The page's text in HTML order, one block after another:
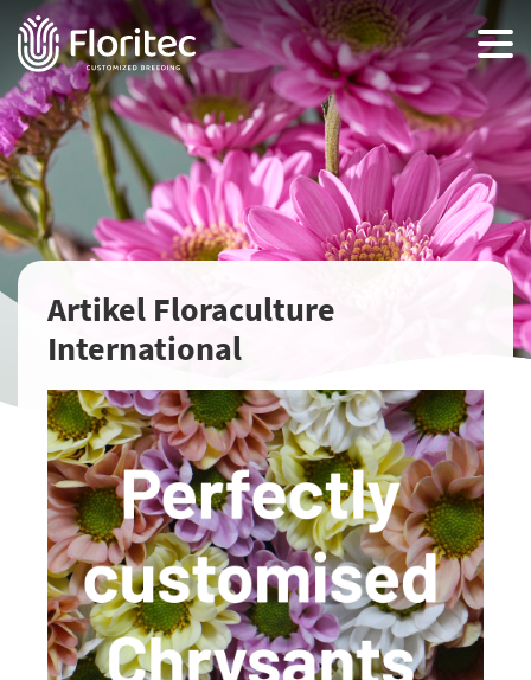
Artikel Floraculture
International